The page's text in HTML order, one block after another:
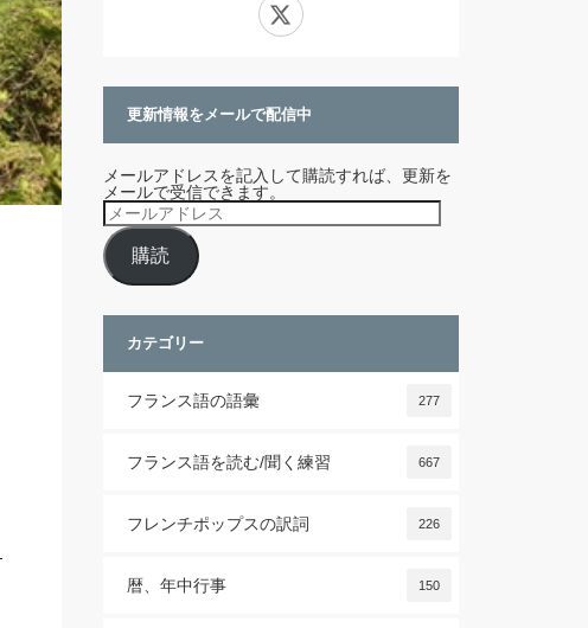
更新情報をメールで配信中
メールアドレスを記入して購読すれば、更新を
メールで受信できます。
メ
ー
ル
ア
ド
購読
カテゴリー
フランス語の語彙 277
フランス語を読む/聞く練習 667
フレンチポップスの訳詞 226
暦、年中行事 150